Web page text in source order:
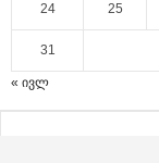
24 25
31
« ივლ